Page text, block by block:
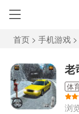
首页 > 手机游戏 >
老
体
浏